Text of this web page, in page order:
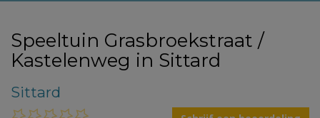
Speeltuin Grasbroekstraat /
Kastelenweg in Sittard
Sittard